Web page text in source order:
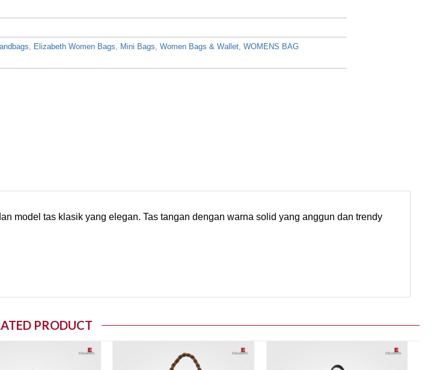
Elizabeth Women Bags Mini Bags ,Women Bags & Wallet ,WOMENS BAG
model tas klasik yang elegan. Tas tangan dengan warna solid yang anggun dan trendy
PRODUCT